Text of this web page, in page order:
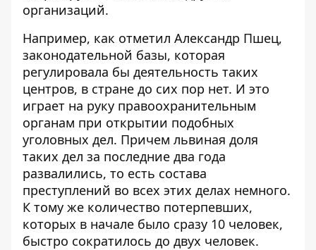
организаций.
Например, как отметил Александр Пшец,
законодательной базы, которая
регулировала бы деятельность таких
центров, в стране до сих пор нет. И это
играет на руку правоохранительным
органам при открытии подобных
уголовных дел. Причем львиная доля
таких дел за последние два года
развалились, то есть состава
преступлений во всех этих делах немного.
К тому же количество потерпевших,
которых в начале было сразу 10 человек,
быстро сократилось до двух человек.